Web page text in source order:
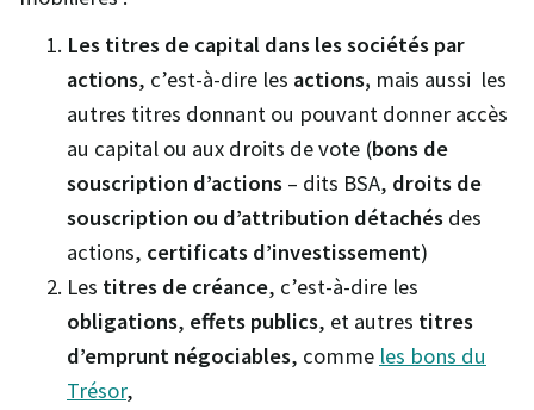
Les titres de capital dans les sociétés par
actions, c’est-à-dire les actions, mais aussi les
autres titres donnant ou pouvant donner accès
au capital ou aux droits de vote (bons de
souscription d’actions – dits BSA, droits de
souscription ou d’attribution détachés des
actions, certificats d’investissement)
Les titres de créance, c’est-à-dire les
obligations, effets publics, et autres titres
d’emprunt négociables, comme les bons du
Trésor,